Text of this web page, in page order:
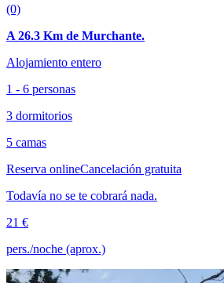
(0)
A 26.3 Km de Murchante.
Alojamiento entero
1 - 6 personas
3 dormitorios
5 camas
Reserva onlineCancelación gratuita
Todavía no se te cobrará nada.
21 €
pers./noche (aprox.)